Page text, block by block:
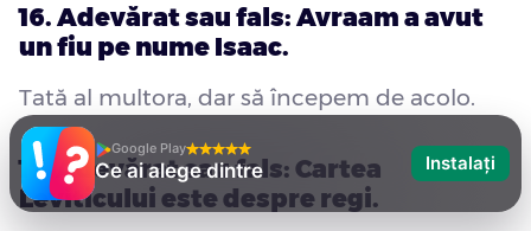
16. Adevărat sau fals: Avraam a avut
un fiu pe nume Isaac.
Tată al multora, dar să începem de acolo.
17. Adevărat sau fals: Cartea
Leviticului este despre regi.
Google Play
Ce ai alege dintre Instalați